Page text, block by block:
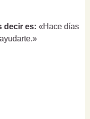
decir es: «Hace días